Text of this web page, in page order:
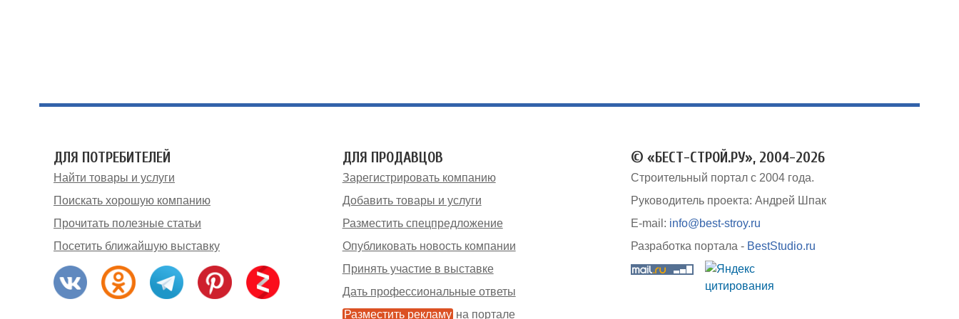
ДЛЯ ПОТРЕБИТЕЛЕЙ
Найти товары и услуги
Поискать хорошую компанию
Прочитать полезные статьи
Посетить ближайшую выставку
ДЛЯ ПРОДАВЦОВ
Зарегистрировать компанию
Добавить товары и услуги
Разместить спецпредложение
Опубликовать новость компании
Принять участие в выставке
Дать профессиональные ответы
Разместить рекламу на портале
© «БЕСТ-СТРОЙ.РУ», 2004-2026
Строительный портал с 2004 года.
Руководитель проекта: Андрей Шпак
E-mail: info@best-stroy.ru
Разработка портала - BestStudio.ru